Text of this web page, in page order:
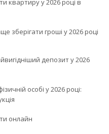
зберігати гроші у 2026 році
депозит у 2026
особі у 2026 році:
онлайн